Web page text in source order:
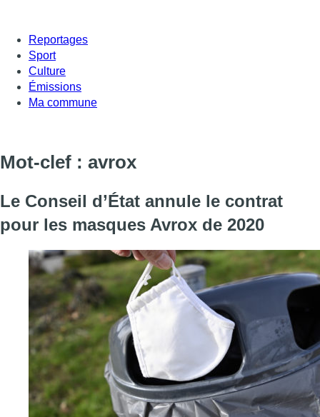
Reportages
Sport
Culture
Émissions
Ma commune
Mot-clef : avrox
Le Conseil d’État annule le contrat
pour les masques Avrox de 2020